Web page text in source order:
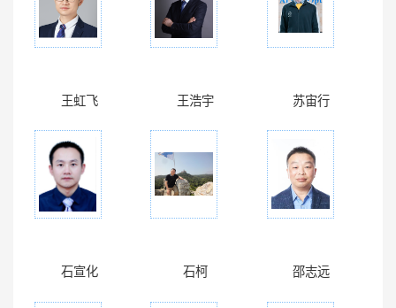
王虹飞 王浩宇 苏宙行
石宣化 石柯 邵志远